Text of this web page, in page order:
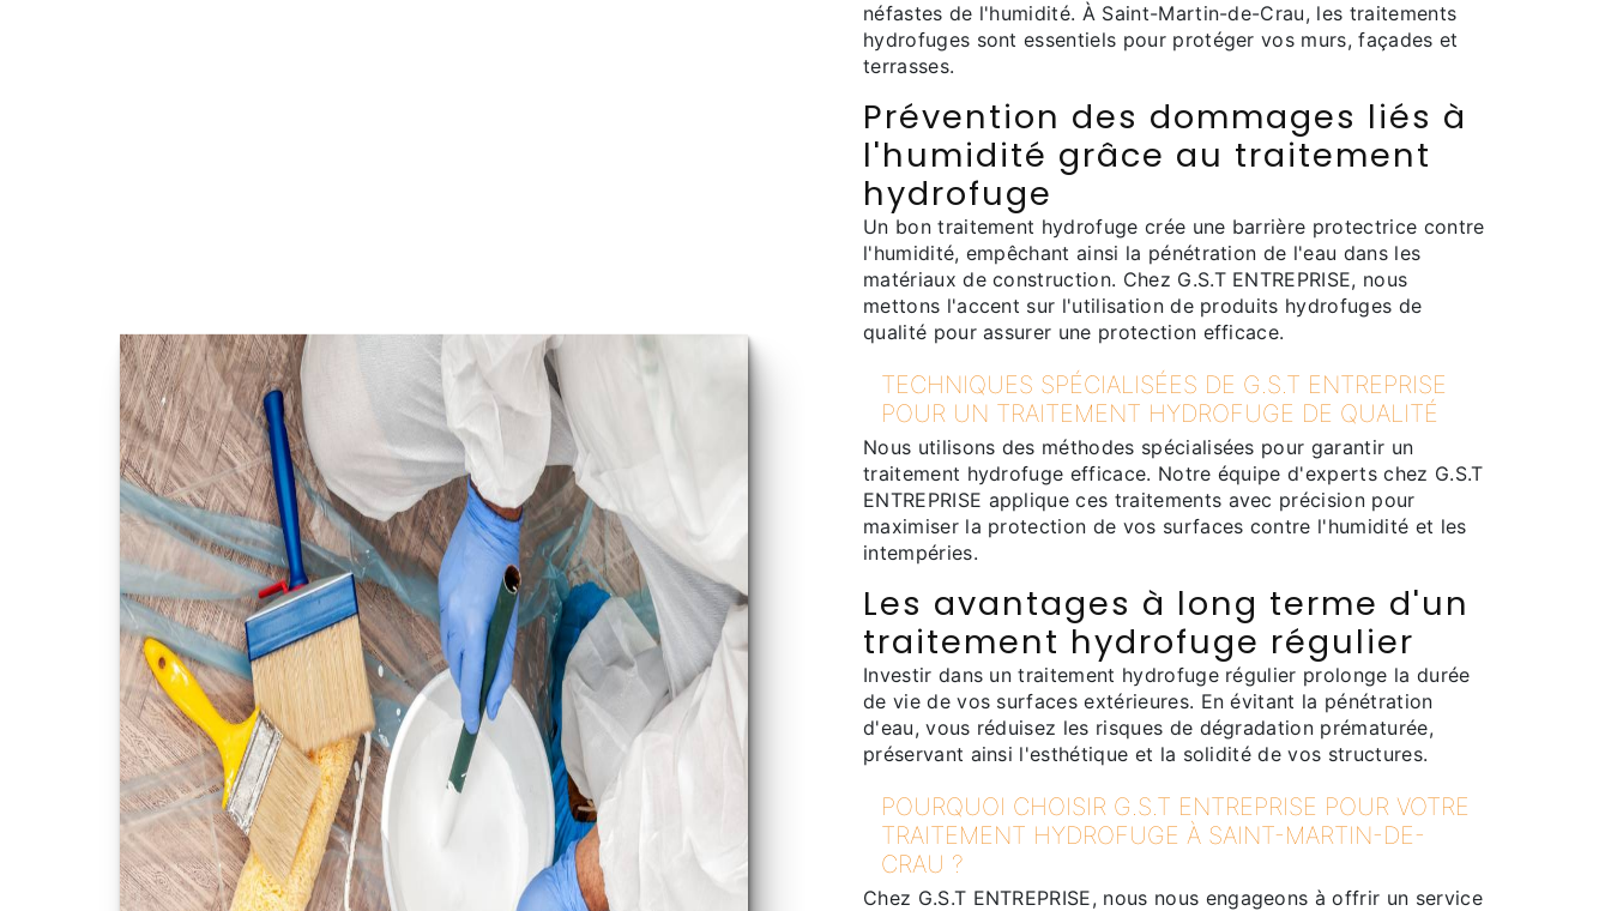
néfastes de l'humidité. À Saint-Martin-de-Crau, les traitements
hydrofuges sont essentiels pour protéger vos murs, façades et
terrasses.
Prévention des dommages liés à
l'humidité grâce au traitement
hydrofuge
Un bon traitement hydrofuge crée une barrière protectrice contre
l'humidité, empêchant ainsi la pénétration de l'eau dans les
matériaux de construction. Chez G.S.T ENTREPRISE, nous
mettons l'accent sur l'utilisation de produits hydrofuges de
qualité pour assurer une protection efficace.
TECHNIQUES SPÉCIALISÉES DE G.S.T ENTREPRISE
POUR UN TRAITEMENT HYDROFUGE DE QUALITÉ
Nous utilisons des méthodes spécialisées pour garantir un
traitement hydrofuge efficace. Notre équipe d'experts chez G.S.T
ENTREPRISE applique ces traitements avec précision pour
maximiser la protection de vos surfaces contre l'humidité et les
intempéries.
Les avantages à long terme d'un
traitement hydrofuge régulier
Investir dans un traitement hydrofuge régulier prolonge la durée
de vie de vos surfaces extérieures. En évitant la pénétration
d'eau, vous réduisez les risques de dégradation prématurée,
préservant ainsi l'esthétique et la solidité de vos structures.
POURQUOI CHOISIR G.S.T ENTREPRISE POUR VOTRE
TRAITEMENT HYDROFUGE À SAINT-MARTIN-DE-
CRAU ?
Chez G.S.T ENTREPRISE, nous nous engageons à offrir un service